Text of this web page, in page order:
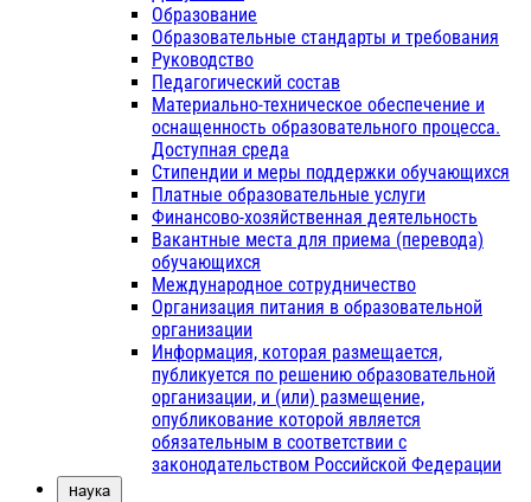
Образование
Образовательные стандарты и требования
Руководство
Педагогический состав
Материально-техническое обеспечение и
оснащенность образовательного процесса.
Доступная среда
Стипендии и меры поддержки обучающихся
Платные образовательные услуги
Финансово-хозяйственная деятельность
Вакантные места для приема (перевода)
обучающихся
Международное сотрудничество
Организация питания в образовательной
организации
Информация, которая размещается,
публикуется по решению образовательной
организации, и (или) размещение,
опубликование которой является
обязательным в соответствии с
законодательством Российской Федерации
Наука